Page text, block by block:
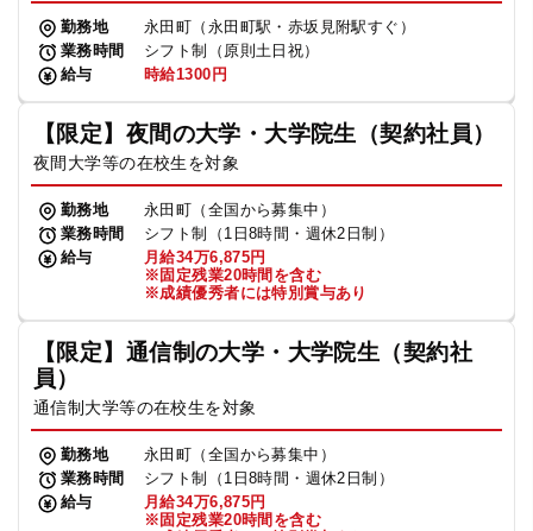
勤務地
永田町（永田町駅・赤坂見附駅すぐ）
業務時間
シフト制（原則土日祝）
給与
時給1300円
【限定】夜間の大学・大学院生（契約社員）
夜間大学等の在校生を対象
勤務地
永田町（全国から募集中）
業務時間
シフト制（1日8時間・週休2日制）
給与
月給34万6,875円
※固定残業20時間を含む
※成績優秀者には特別賞与あり
【限定】通信制の大学・大学院生（契約社
員）
通信制大学等の在校生を対象
勤務地
永田町（全国から募集中）
業務時間
シフト制（1日8時間・週休2日制）
給与
月給34万6,875円
※固定残業20時間を含む